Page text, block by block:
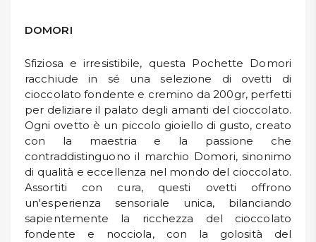
DOMORI
Sfiziosa e irresistibile, questa Pochette Domori
racchiude in sé una selezione di ovetti di
cioccolato fondente e cremino da 200gr, perfetti
per deliziare il palato degli amanti del cioccolato.
Ogni ovetto è un piccolo gioiello di gusto, creato
con la maestria e la passione che
contraddistinguono il marchio Domori, sinonimo
di qualità e eccellenza nel mondo del cioccolato.
Assortiti con cura, questi ovetti offrono
un'esperienza sensoriale unica, bilanciando
sapientemente la ricchezza del cioccolato
fondente e nocciola, con la golosità del